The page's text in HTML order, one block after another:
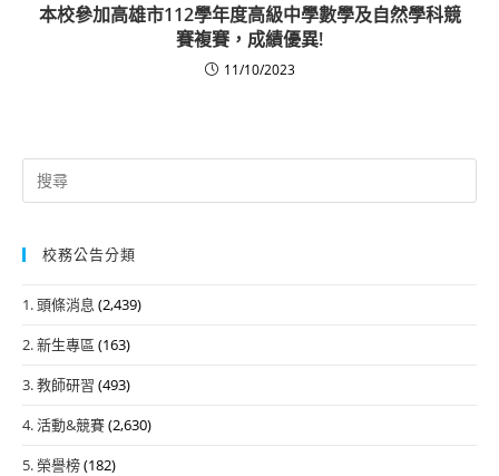
本校參加高雄市112學年度高級中學數學及自然學科競
賽複賽，成績優異!
11/10/2023
Search
for:
校務公告分類
1. 頭條消息 (2,439)
2. 新生專區 (163)
3. 教師研習 (493)
4. 活動&競賽(2,630)
5. 榮譽榜(182)